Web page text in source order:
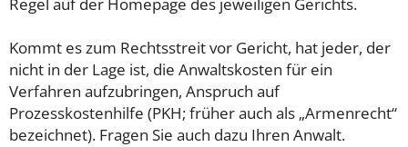
Kommt es zum Rechtsstreit vor Gericht, hat jeder, der
nicht in der Lage ist, die Anwaltskosten für ein
Verfahren aufzubringen, Anspruch auf
Prozesskostenhilfe (PKH; früher auch als „Armenrecht“
bezeichnet). Fragen Sie auch dazu Ihren Anwalt.